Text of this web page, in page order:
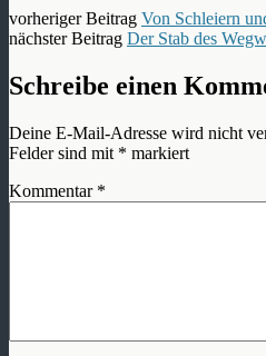
vorheriger Beitrag Von Schleiern
nächster Beitrag Der Stab des
Schreibe einen
Deine E-Mail-Adresse wird nicht
Felder sind mit * markiert
Kommentar *